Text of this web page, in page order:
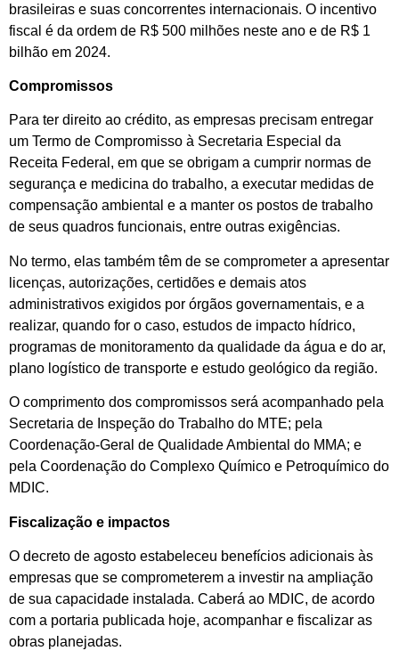
brasileiras e suas concorrentes internacionais. O incentivo
fiscal é da ordem de R$ 500 milhões neste ano e de R$ 1
bilhão em 2024.
Compromissos
Para ter direito ao crédito, as empresas precisam entregar
um Termo de Compromisso à Secretaria Especial da
Receita Federal, em que se obrigam a cumprir normas de
segurança e medicina do trabalho, a executar medidas de
compensação ambiental e a manter os postos de trabalho
de seus quadros funcionais, entre outras exigências.
No termo, elas também têm de se comprometer a apresentar
licenças, autorizações, certidões e demais atos
administrativos exigidos por órgãos governamentais, e a
realizar, quando for o caso, estudos de impacto hídrico,
programas de monitoramento da qualidade da água e do ar,
plano logístico de transporte e estudo geológico da região.
O comprimento dos compromissos será acompanhado pela
Secretaria de Inspeção do Trabalho do MTE; pela
Coordenação-Geral de Qualidade Ambiental do MMA; e
pela Coordenação do Complexo Químico e Petroquímico do
MDIC.
Fiscalização e impactos
O decreto de agosto estabeleceu benefícios adicionais às
empresas que se comprometerem a investir na ampliação
de sua capacidade instalada. Caberá ao MDIC, de acordo
com a portaria publicada hoje, acompanhar e fiscalizar as
obras planejadas.